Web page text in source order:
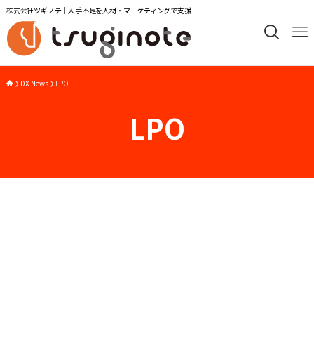
株式会社ツギノテ｜人手不足を人材・マーケティングで支援
DX News LPO
LPO